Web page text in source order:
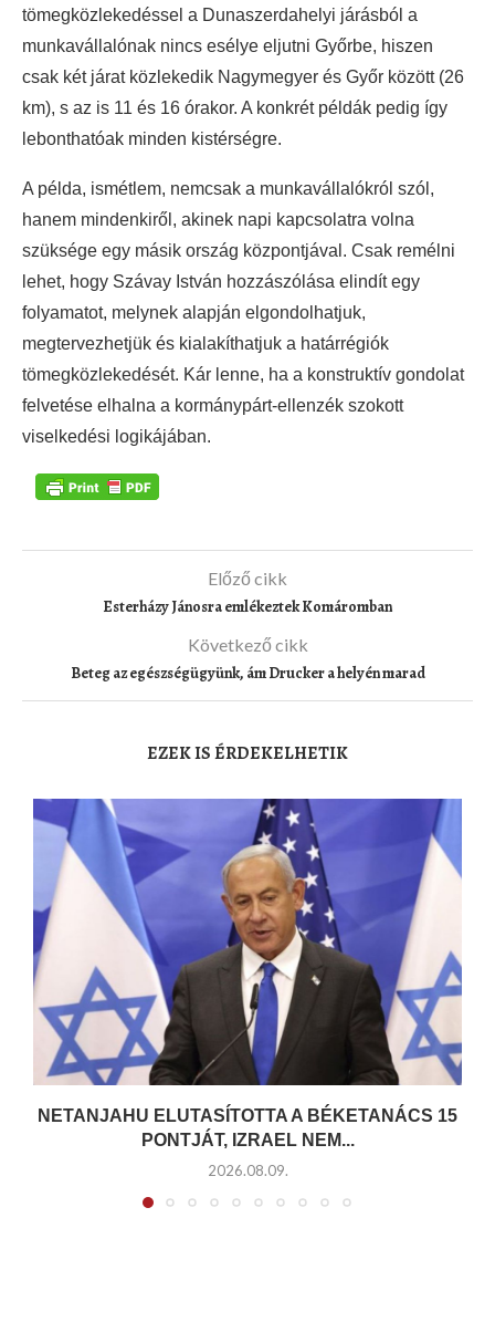
tömegközlekedéssel a Dunaszerdahelyi járásból a
munkavállalónak nincs esélye eljutni Győrbe, hiszen
csak két járat közlekedik Nagymegyer és Győr között (26
km), s az is 11 és 16 órakor. A konkrét példák pedig így
lebonthatóak minden kistérségre.
A példa, ismétlem, nemcsak a munkavállalókról szól,
hanem mindenkiről, akinek napi kapcsolatra volna
szüksége egy másik ország központjával. Csak remélni
lehet, hogy Szávay István hozzászólása elindít egy
folyamatot, melynek alapján elgondolhatjuk,
megtervezhetjük és kialakíthatjuk a határrégiók
tömegközlekedését. Kár lenne, ha a konstruktív gondolat
felvetése elhalna a kormánypárt-ellenzék szokott
viselkedési logikájában.
Előző cikk
Esterházy Jánosra emlékeztek Komáromban
Következő cikk
Beteg az egészségügyünk, ám Drucker a helyén marad
EZEK IS ÉRDEKELHETIK
NETANJAHU ELUTASÍTOTTA A BÉKETANÁCS 15
PONTJÁT, IZRAEL NEM...
2026.08.09.